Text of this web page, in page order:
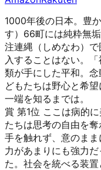
1000年後の日本。豊
す）66町には純粋無
注連縄（しめなわ）
入することはない。
類が手にした平和。
どもたちは野心と希
一端を知るまでは。
賞 第1位 ここは病的
たちは思考の自由を奪
手を触れず、意のま
力があまりにも強力
た。社会を統べる装